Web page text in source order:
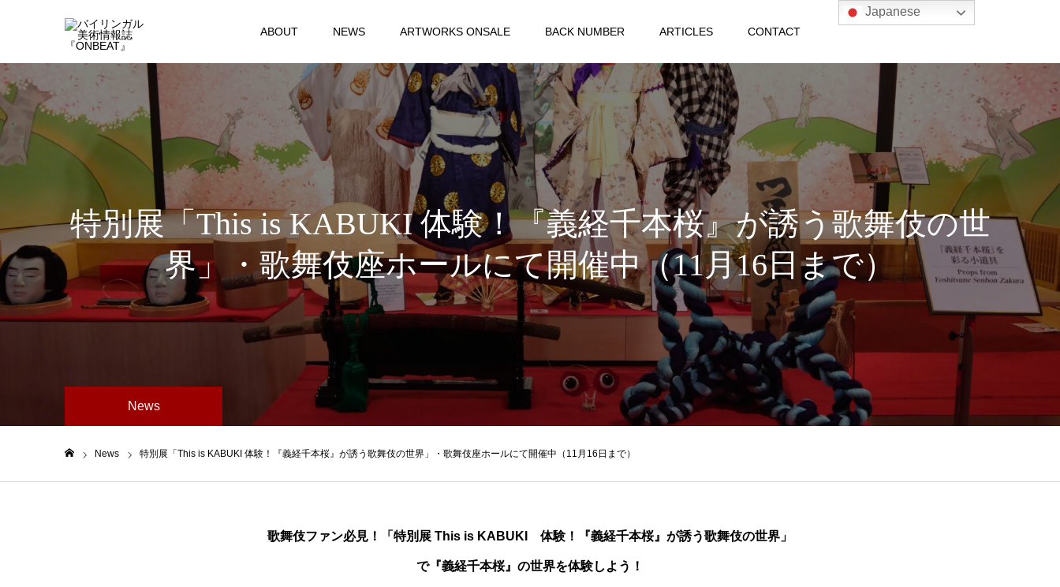
ABOUT NEWS ARTWORKS ONSALE BACK NUMBER ARTICLES CONTACT
特別展「This is KABUKI 体験！『義経千本桜』が誘う歌舞伎の世
界」・歌舞伎座ホールにて開催中（11月16日まで）
News
News 特別展「This is KABUKI 体験！『義経千本桜』が誘う歌舞伎の世界」・歌舞伎座ホールにて開催中（11月16日まで）
歌舞伎ファン必見！「特別展 This is KABUKI 体験！『義経千本桜』が誘う歌舞伎の世界」
で『義経千本桜』の世界を体験しよう！
Japanese